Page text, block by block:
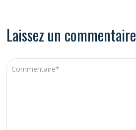
Laissez un commentaire